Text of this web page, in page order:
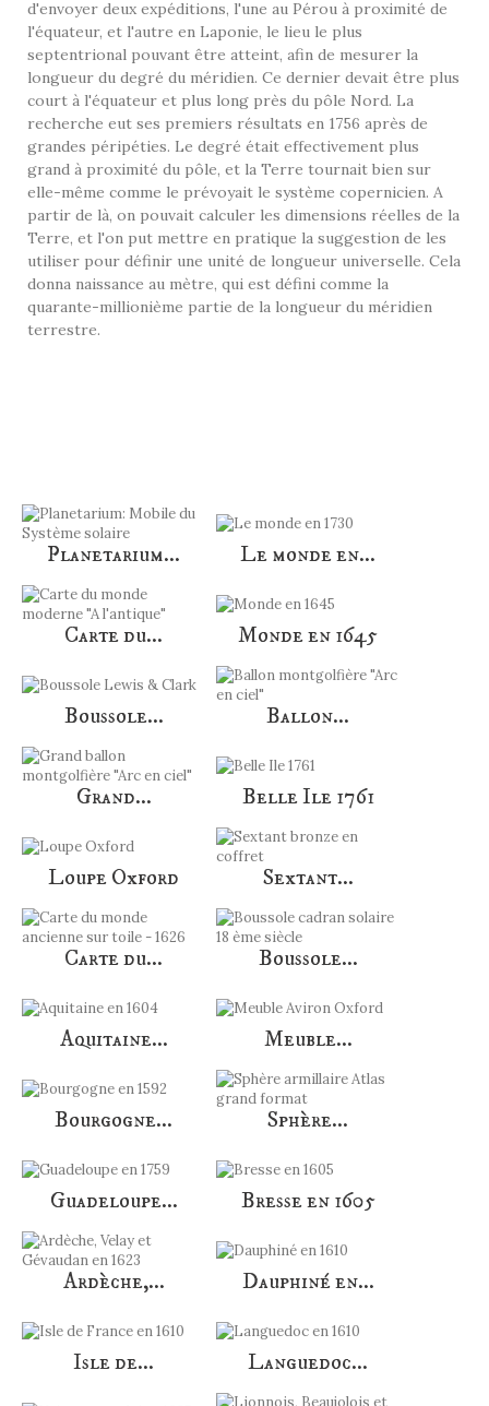
d'envoyer deux expéditions, l'une au Pérou à proximité de
l'équateur, et l'autre en Laponie, le lieu le plus
septentrional pouvant être atteint, afin de mesurer la
longueur du degré du méridien. Ce dernier devait être plus
court à l'équateur et plus long près du pôle Nord. La
recherche eut ses premiers résultats en 1756 après de
grandes péripéties. Le degré était effectivement plus
grand à proximité du pôle, et la Terre tournait bien sur
elle-même comme le prévoyait le système copernicien. A
partir de là, on pouvait calculer les dimensions réelles de la
Terre, et l'on put mettre en pratique la suggestion de les
utiliser pour définir une unité de longueur universelle. Cela
donna naissance au mètre, qui est défini comme la
quarante-millionième partie de la longueur du méridien
terrestre.
Planetarium... Le monde en...
Carte du... Monde en 1645
Boussole... Ballon...
Grand... Belle Ile 1761
Loupe Oxford Sextant...
Carte du... Boussole...
Aquitaine... Meuble...
Bourgogne... Sphère...
Guadeloupe... Bresse en 1605
Ardèche,... Dauphiné en...
Isle de... Languedoc...